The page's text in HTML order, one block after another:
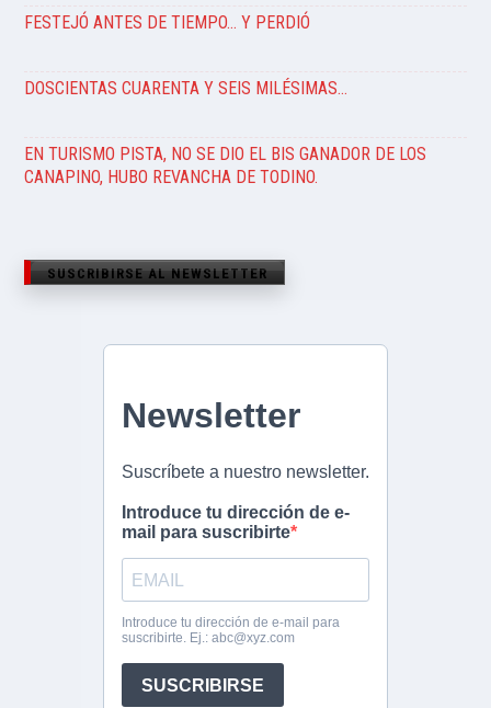
FESTEJÓ ANTES DE TIEMPO… Y PERDIÓ
DOSCIENTAS CUARENTA Y SEIS MILÉSIMAS…
EN TURISMO PISTA, NO SE DIO EL BIS GANADOR DE LOS
CANAPINO, HUBO REVANCHA DE TODINO.
SUSCRIBIRSE AL NEWSLETTER